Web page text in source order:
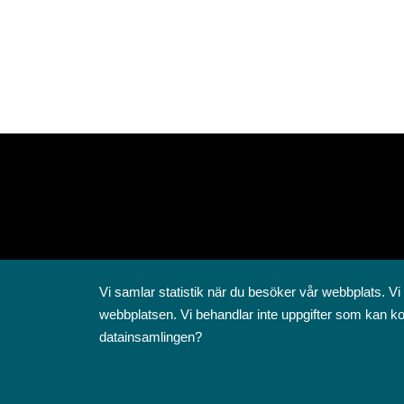
Vi samlar statistik när du besöker vår webbplats.
webbplatsen. Vi behandlar inte uppgifter som kan
datainsamlingen?